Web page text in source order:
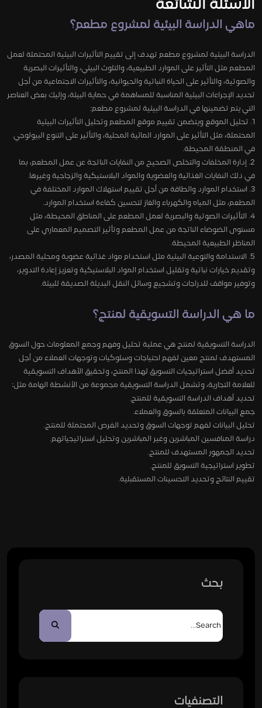
الأسئلة الشائعة
ماهي الدراسة البيئية لمشروع مطعم؟
الدراسة البيئية لمشروع مطعم تهدف إلى تقييم التأثيرات البيئية المحتملة لعمل
المطعم مثل التأثير على الموارد الطبيعية، والتلوث البيئي، والتأثيرات البصرية
والصوتية، والتأثير على الحياة النباتية والحيوانية، والتأثيرات الاجتماعية من أجل
تحديد الإجراءات البيئية المناسبة للمساهمة في حماية البيئة، وإليك بعض العناصر
التي يتم تضمينها في الدراسة البيئية لمشروع مطعم:
1. تحليل الموقع ويتضمن تقييم موقع المطعم وتحليل التأثيرات البيئية
المحتملة، مثل التأثير على الموارد المائية المحلية، والتأثير على التنوع البيولوجي
في المنطقة المحيطة.
2. إدارة المخلفات والتخلص الصحيح من النفايات الناتجة عن عمل المطعم، بما
في ذلك النفايات الغذائية والعضوية والمواد البلاستيكية والزجاجية وغيرها.
3. استخدام الموارد والطاقة من أجل تقييم استهلاك الموارد المختلفة في
المطعم، مثل المياه والكهرباء والغاز لتحسين كفاءة استخدام الموارد.
4. التأثيرات الصوتية والبصرية لعمل المطعم على المناطق المحيطة، مثل
مستوى الضوضاء الناتجة من عمل المطعم وتأثير التصميم المعماري على
المناظر الطبيعية المحيطة.
5. الاستدامة والتوعية البيئية مثل استخدام مواد غذائية عضوية ومحلية المصدر،
وتقديم خيارات نباتية وتقليل استخدام المواد البلاستيكية وتعزيز إعادة التدوير،
وتوفير مواقف للدراجات وتشجيع وسائل النقل البديلة الصديقة للبيئة.
ما هي الدراسة التسويقية لمنتج؟
الدراسة التسويقية لمنتج هي عملية تحليل وفهم وجمع المعلومات حول السوق
المستهدف لمنتج معين لفهم احتياجات وسلوكيات وتوجهات العملاء من أجل
تحديد أفضل استراتيجيات التسويق لهذا المنتج، وتحقيق الأهداف التسويقية
للعلامة التجارية، وتشمل الدراسة التسويقية مجموعة من الأنشطة الهامة مثل:
تحديد أهداف الدراسة التسويقية للمنتج.
جمع البيانات المتعلقة بالسوق والعملاء.
تحليل البيانات لفهم توجهات السوق وتحديد الفرص المحتملة للمنتج.
دراسة المنافسين المباشرين وغير المباشرين وتحليل استراتيجياتهم.
تحديد الجمهور المستهدف للمنتج.
تطوير استراتيجية التسويق للمنتج.
تقييم النتائج وتحديد التحسينات المستقبلية.
بحث
التصنفيات